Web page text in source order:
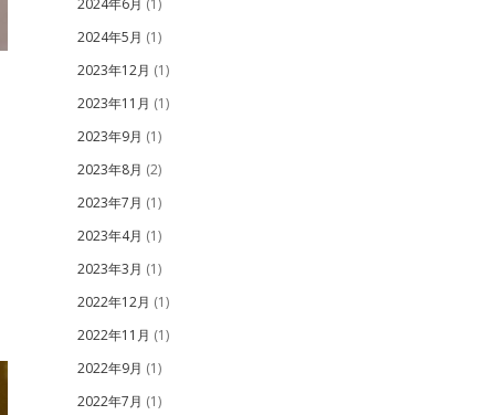
2024年6月 (1)
2024年5月 (1)
2023年12月 (1)
2023年11月 (1)
2023年9月 (1)
2023年8月 (2)
2023年7月 (1)
2023年4月 (1)
2023年3月 (1)
2022年12月 (1)
2022年11月 (1)
2022年9月 (1)
2022年7月 (1)